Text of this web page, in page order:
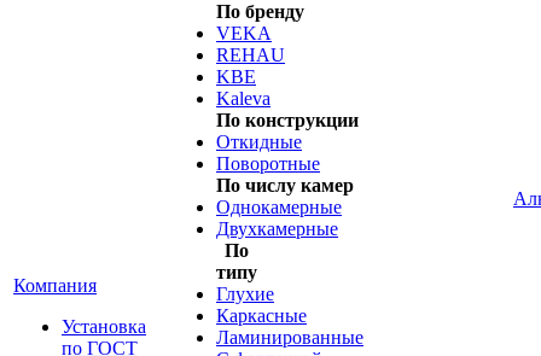
Компания
Установка
по ГОСТ
По бренду
VEKA
REHAU
KBE
Kaleva
По конструкции
Откидные
Поворотные
По числу камер
Однокамерные
Двухкамерные
По
типу
Глухие
Каркасные
Ламинированные